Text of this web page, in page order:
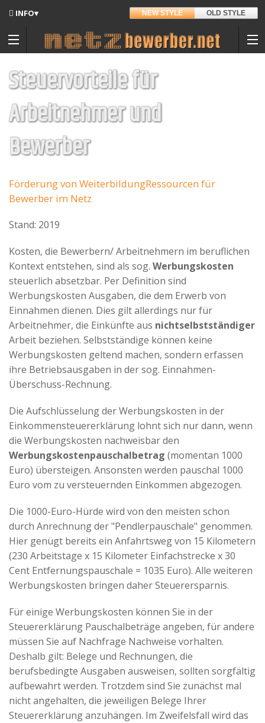
NEW STYLE OLD STYLE
INFO▾
Updates
Entwickler
Hintergrund
Sitemap
Datenschutz
Nutzungsbedingungen
Spenden
Advertiser
Steuervorteile für
Arbeitnehmer und
Bewerber
Förderung von WeiterbildungRessourcen für
Bewerber im Netz
Stand: 2019
Kosten, die Bewerbern/ Arbeitnehmern im beruflichen
Kontext entstehen, sind als sog. Werbungskosten
steuerlich absetzbar. Per Definition sind
Werbungskosten Ausgaben, die dem Erwerb von
Einnahmen dienen. Dies gilt allerdings nur für
Arbeitnehmer, die Einkünfte aus nichtselbstständiger
Arbeit beziehen. Selbstständige können keine
Werbungskosten geltend machen, sondern erfassen
ihre Betriebsausgaben in der sog. Einnahmen-
Überschuss-Rechnung.
Die Aufschlüsselung der Werbungskosten in der
Einkommensteuererklärung lohnt sich nur dann, wenn
die Werbungskosten nachweisbar den
Werbungskostenpauschalbetrag (momentan 1000
Euro) übersteigen. Ansonsten werden pauschal 1000
Euro vom zu versteuernden Einkommen abgezogen.
Die 1000-Euro-Hürde wird von den meisten schon
durch Anrechnung der "Pendlerpauschale" genommen.
Hier genügt bereits ein Anfahrtsweg von 15 Kilometern
(230 Arbeitstage x 15 Kilometer Einfachstrecke x 30
Cent Entfernungspauschale = 1035 Euro). Alle weiteren
Werbungskosten bringen daher Steuerersparnis.
Für einige Werbungskosten können Sie in der
Steuererklärung Pauschalbeträge angeben, für andere
müssen Sie auf Nachfrage Nachweise vorhalten.
Deshalb gilt: Belege und Rechnungen, die
berufsbedingte Ausgaben ausweisen, sollten sorgfältig
aufbewahrt werden. Trotzdem sind Sie zunächst mal
nicht angehalten, die jeweiligen Belege Ihrer
Steuererklärung anzuhängen. Im Zweifelsfall wird das